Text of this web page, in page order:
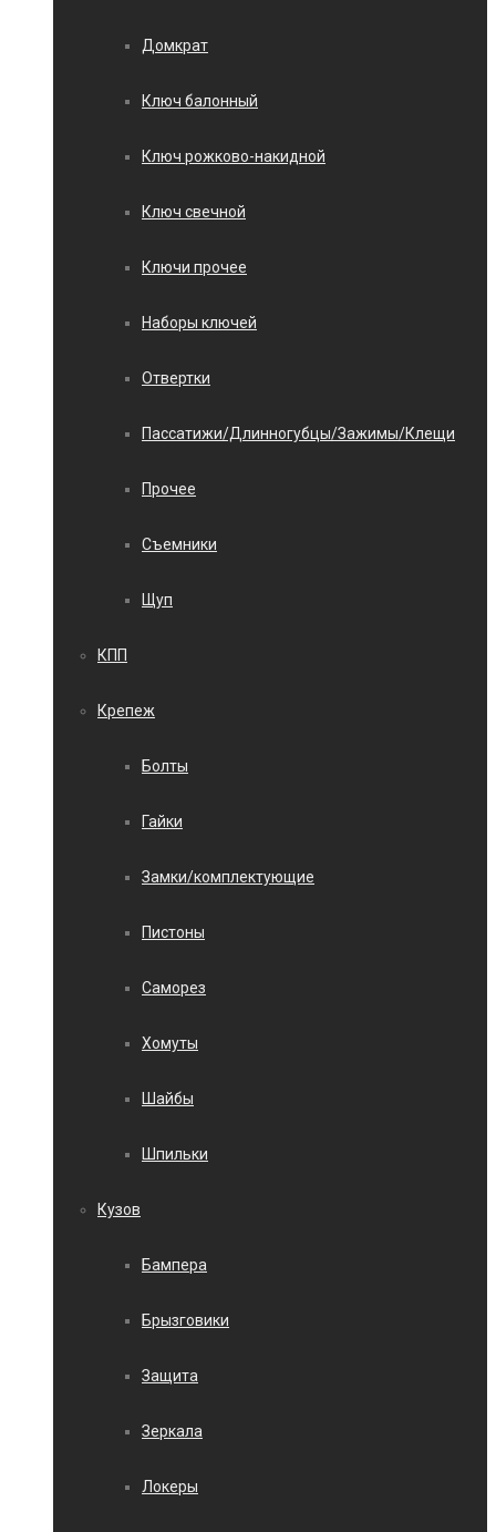
Домкрат
Ключ балонный
Ключ рожково-накидной
Ключ свечной
Ключи прочее
Наборы ключей
Отвертки
Пассатижи/Длинногубцы/Зажимы/Клещи
Прочее
Съемники
Щуп
КПП
Крепеж
Болты
Гайки
Замки/комплектующие
Пистоны
Саморез
Хомуты
Шайбы
Шпильки
Кузов
Бампера
Брызговики
Защита
Зеркала
Локеры